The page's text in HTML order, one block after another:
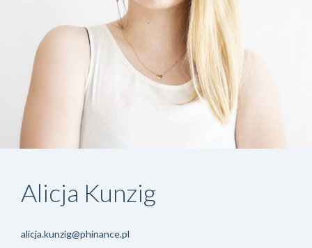
Alicja Kunzig
alicja.kunzig@phinance.pl